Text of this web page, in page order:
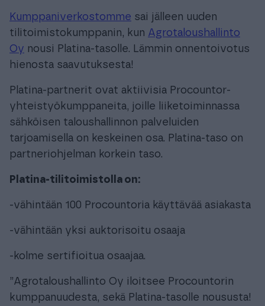
Kumppaniverkostomme sai jälleen uuden
tilitoimistokumppanin, kun Agrotaloushallinto
Oy nousi Platina-tasolle. Lämmin onnentoivotus
hienosta saavutuksesta!
Platina-partnerit ovat aktiivisia Procountor-
yhteistyökumppaneita, joille liiketoiminnassa
sähköisen taloushallinnon palveluiden
tarjoamisella on keskeinen osa. Platina-taso on
partneriohjelman korkein taso.
Platina-tilitoimistolla on:
-vähintään 100 Procountoria käyttävää asiakasta
-vähintään yksi auktorisoitu osaaja
-kolme sertifioitua osaajaa.
”Agrotaloushallinto Oy iloitsee Procountorin
kumppanuudesta, sekä Platina-tasolle noususta!